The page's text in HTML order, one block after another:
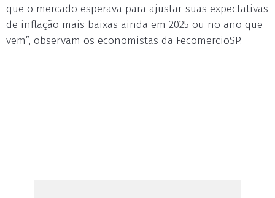
que o mercado esperava para ajustar suas expectativas
de inflação mais baixas ainda em 2025 ou no ano que
vem”, observam os economistas da FecomercioSP.